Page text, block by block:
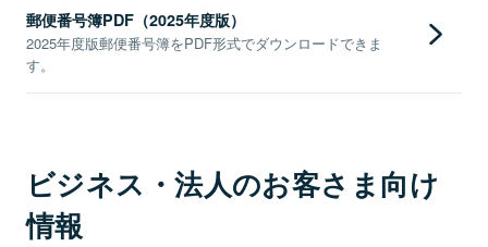
郵便番号簿PDF（2025年度版）
2025年度版郵便番号簿をPDF形式でダウンロードできま
す。
ビジネス・法人のお客さま向け
情報